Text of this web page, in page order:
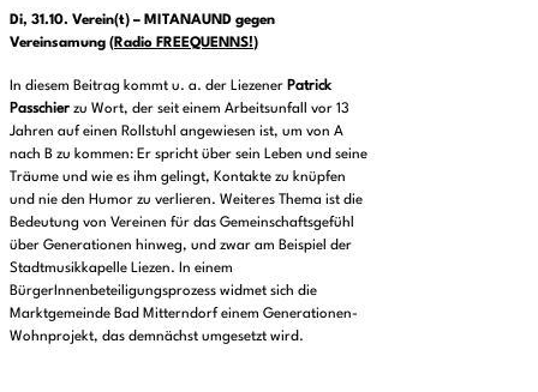
Di, 31.10. Verein(t) – MITANAUND gegen
Vereinsamung ( Radio FREEQUENNS!)
In diesem Beitrag kommt u. a. der Liezener Patrick
Passchier zu Wort, der seit einem Arbeitsunfall vor 13
Jahren auf einen Rollstuhl angewiesen ist, um von A
nach B zu kommen: Er spricht über sein Leben und seine
Träume und wie es ihm gelingt, Kontakte zu knüpfen
und nie den Humor zu verlieren. Weiteres Thema ist die
Bedeutung von Vereinen für das Gemeinschaftsgefühl
über Generationen hinweg, und zwar am Beispiel der
Stadtmusikkapelle Liezen. In einem
BürgerInnenbeteiligungsprozess widmet sich die
Marktgemeinde Bad Mitterndorf einem Generationen-
Wohnprojekt, das demnächst umgesetzt wird.